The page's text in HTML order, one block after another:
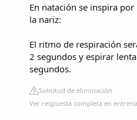
En natación se inspira
la nariz:
El ritmo de respiración
2 segundos y espirar
segundos.
Solicitud de eliminación
Ver respuesta completa en